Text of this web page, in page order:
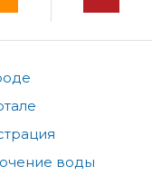
воды